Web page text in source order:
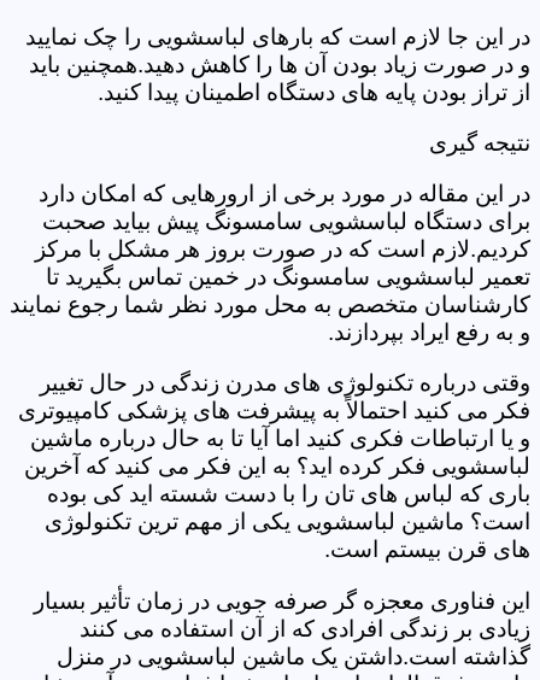
در این جا لازم است که بارهای لباسشویی را چک نمایید
و در صورت زیاد بودن آن ها را کاهش دهید.همچنین باید
از تراز بودن پایه های دستگاه اطمینان پیدا کنید.
نتیجه گیری
در این مقاله در مورد برخی از ارورهایی که امکان دارد
برای دستگاه لباسشویی سامسونگ پیش بیاید صحبت
کردیم.لازم است که در صورت بروز هر مشکل با مرکز
تعمیر لباسشویی سامسونگ در خمین تماس بگیرید تا
کارشناسان متخصص به محل مورد نظر شما رجوع نمایند
و به رفع ایراد بپردازند.
وقتی درباره تکنولوژی های مدرن زندگی در حال تغییر
فکر می کنید احتمالاً به پیشرفت های پزشکی کامپیوتری
و یا ارتباطات فکری کنید اما آیا تا به حال درباره ماشین
لباسشویی فکر کرده اید؟ به این فکر می کنید که آخرین
باری که لباس های تان را با دست شسته اید کی بوده
است؟ ماشین لباسشویی یکی از مهم ترین تکنولوژی
های قرن بیستم است.
این فناوری معجزه گر صرفه جویی در زمان تأثیر بسیار
زیادی بر زندگی افرادی که از آن استفاده می کنند
گذاشته است.داشتن یک ماشین لباسشویی در منزل